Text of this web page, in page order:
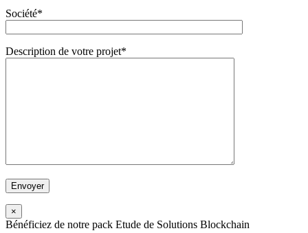
Société*
Description de votre projet*
×
Bénéficiez de notre pack Etude de Solutions Blockchain